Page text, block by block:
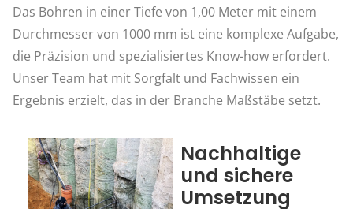
Das Bohren in einer Tiefe von 1,00 Meter mit einem
Durchmesser von 1000 mm ist eine komplexe Aufgabe,
die Präzision und spezialisiertes Know-how erfordert.
Unser Team hat mit Sorgfalt und Fachwissen ein
Ergebnis erzielt, das in der Branche Maßstäbe setzt.
Nachhaltige
und sichere
Umsetzung